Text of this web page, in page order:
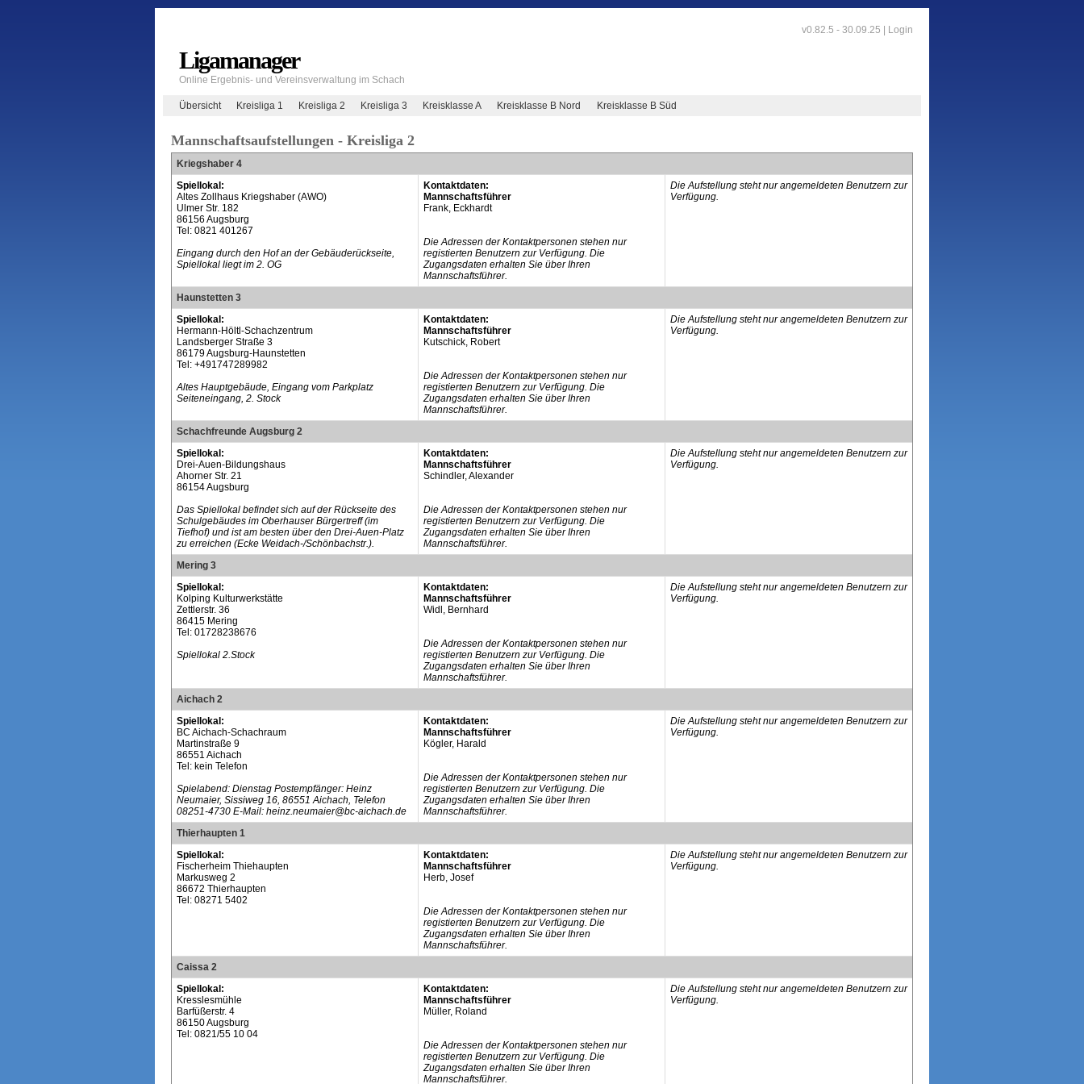
v0.82.5 - 30.09.25 | Login
Ligamanager
Online Ergebnis- und Vereinsverwaltung im Schach
Übersicht Kreisliga 1 Kreisliga 2 Kreisliga 3 Kreisklasse A Kreisklasse B Nord Kreisklasse B Süd
Mannschaftsaufstellungen - Kreisliga 2
Kriegshaber 4
Spiellokal:
Altes Zollhaus Kriegshaber (AWO)
Ulmer Str. 182
86156 Augsburg
Tel: 0821 401267
Eingang durch den Hof an der Gebäuderückseite,
Spiellokal liegt im 2. OG
Kontaktdaten:
Mannschaftsführer
Frank, Eckhardt
Die Adressen der Kontaktpersonen stehen nur
registierten Benutzern zur Verfügung. Die
Zugangsdaten erhalten Sie über Ihren
Mannschaftsführer.
Die Aufstellung steht nur angemeldeten Benutzern zur
Verfügung.
Haunstetten 3
Spiellokal:
Hermann-Höltl-Schachzentrum
Landsberger Straße 3
86179 Augsburg-Haunstetten
Tel: +491747289982
Altes Hauptgebäude, Eingang vom Parkplatz
Seiteneingang, 2. Stock
Kontaktdaten:
Mannschaftsführer
Kutschick, Robert
Die Adressen der Kontaktpersonen stehen nur
registierten Benutzern zur Verfügung. Die
Zugangsdaten erhalten Sie über Ihren
Mannschaftsführer.
Die Aufstellung steht nur angemeldeten Benutzern zur
Verfügung.
Schachfreunde Augsburg 2
Spiellokal:
Drei-Auen-Bildungshaus
Ahorner Str. 21
86154 Augsburg
Das Spiellokal befindet sich auf der Rückseite des
Schulgebäudes im Oberhauser Bürgertreff (im
Tiefhof) und ist am besten über den Drei-Auen-Platz
zu erreichen (Ecke Weidach-/Schönbachstr.).
Kontaktdaten:
Mannschaftsführer
Schindler, Alexander
Die Adressen der Kontaktpersonen stehen nur
registierten Benutzern zur Verfügung. Die
Zugangsdaten erhalten Sie über Ihren
Mannschaftsführer.
Die Aufstellung steht nur angemeldeten Benutzern zur
Verfügung.
Mering 3
Spiellokal:
Kolping Kulturwerkstätte
Zettlerstr. 36
86415 Mering
Tel: 01728238676
Spiellokal 2.Stock
Kontaktdaten:
Mannschaftsführer
Widl, Bernhard
Die Adressen der Kontaktpersonen stehen nur
registierten Benutzern zur Verfügung. Die
Zugangsdaten erhalten Sie über Ihren
Mannschaftsführer.
Die Aufstellung steht nur angemeldeten Benutzern zur
Verfügung.
Aichach 2
Spiellokal:
BC Aichach-Schachraum
Martinstraße 9
86551 Aichach
Tel: kein Telefon
Spielabend: Dienstag Postempfänger: Heinz
Neumaier, Sissiweg 16, 86551 Aichach, Telefon
08251-4730 E-Mail: heinz.neumaier@bc-aichach.de
Kontaktdaten:
Mannschaftsführer
Kögler, Harald
Die Adressen der Kontaktpersonen stehen nur
registierten Benutzern zur Verfügung. Die
Zugangsdaten erhalten Sie über Ihren
Mannschaftsführer.
Die Aufstellung steht nur angemeldeten Benutzern zur
Verfügung.
Thierhaupten 1
Spiellokal:
Fischerheim Thiehaupten
Markusweg 2
86672 Thierhaupten
Tel: 08271 5402
Kontaktdaten:
Mannschaftsführer
Herb, Josef
Die Adressen der Kontaktpersonen stehen nur
registierten Benutzern zur Verfügung. Die
Zugangsdaten erhalten Sie über Ihren
Mannschaftsführer.
Die Aufstellung steht nur angemeldeten Benutzern zur
Verfügung.
Caissa 2
Spiellokal:
Kresslesmühle
Barfüßerstr. 4
86150 Augsburg
Tel: 0821/55 10 04
Kontaktdaten:
Mannschaftsführer
Müller, Roland
Die Adressen der Kontaktpersonen stehen nur
registierten Benutzern zur Verfügung. Die
Zugangsdaten erhalten Sie über Ihren
Mannschaftsführer.
Die Aufstellung steht nur angemeldeten Benutzern zur
Verfügung.